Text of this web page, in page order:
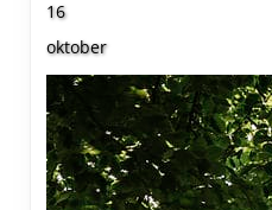
16
oktober